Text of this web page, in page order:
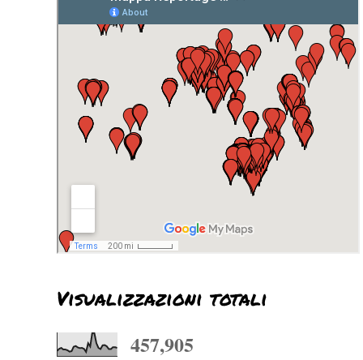
Visualizzazioni totali
457,905